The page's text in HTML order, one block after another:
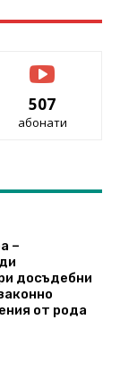
507
абонати
–
досъдебни
от рода